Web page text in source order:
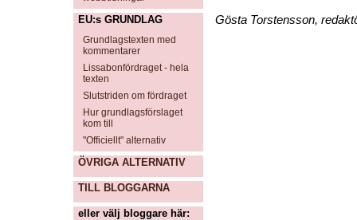
EU:s GRUNDLAG
Grundlagstexten med
kommentarer
Lissabonfördraget - hela
texten
Slutstriden om fördraget
Hur grundlagsförslaget
kom till
"Officiellt" alternativ
ÖVRIGA ALTERNATIV
TILL BLOGGARNA
eller välj bloggare här:
Gösta Torstensson,